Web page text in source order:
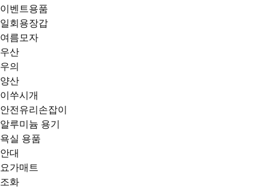
이벤트용품
일회용장갑
여름모자
우산
우의
양산
이쑤시개
안전유리손잡이
알루미늄 용기
욕실 용품
안대
요가매트
조화